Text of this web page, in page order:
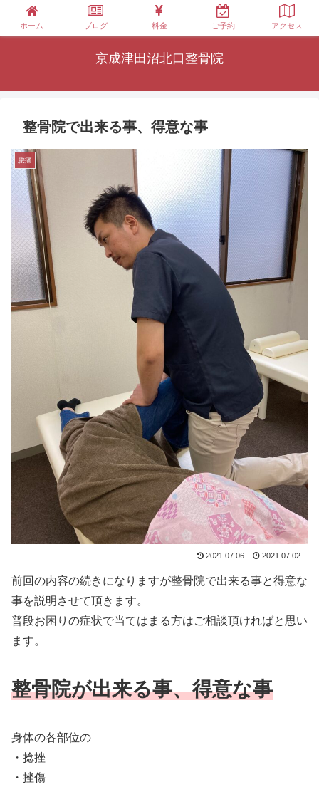
京成津田沼北口整骨院
整骨院で出来る事、得意な事
腰痛
2021.07.06 2021.07.02
前回の内容の続きになりますが整骨院で出来る事と得意な
事を説明させて頂きます。
普段お困りの症状で当てはまる方はご相談頂ければと思い
ます。
整骨院が出来る事、得意な事
身体の各部位の
・捻挫
・挫傷
ホーム ブログ 料金 ご予約 アクセス